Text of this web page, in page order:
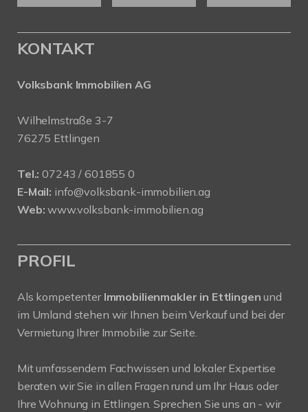
KONTAKT
Volksbank Immobilien AG
Wilhelmstraße 3-7
76275 Ettlingen
Tel.: 07243 / 601855 0
E-Mail: info@volksbank-immobilien.ag
Web: www.volksbank-immobilien.ag
PROFIL
Als kompetenter Immobilienmakler in Ettlingen und
im Umland stehen wir Ihnen beim Verkauf und bei der
Vermietung Ihrer Immobilie zur Seite.
Mit umfassendem Fachwissen und lokaler Expertise
beraten wir Sie in allen Fragen rund um Ihr Haus oder
Ihre Wohnung in Ettlingen. Sprechen Sie uns an - wir